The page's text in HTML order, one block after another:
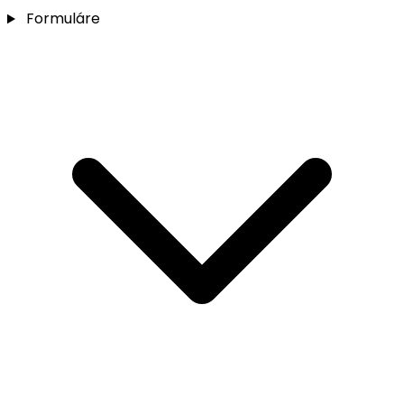
Formuláre